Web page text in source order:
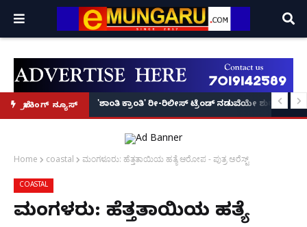
ಬ್ರೇಕಿಂಗ್ ನ್ಯೂಸ್ 'ಶಾಂತಿ ಕ್ರಾಂತಿ' ರೀ-ರಿಲೀಸ್ ಟ್ರೆಂಡ್ ನಡುವೆಯೇ
ನಿವೃತ್ತ ನೌಕರರಿಗೆ 'ಸಂಧ್ಯಾ ಕಿರಣ' ಆರಂಭ' – ಸಚಿವ
Home coastal ಮಂಗಳೂರು: ಹೆತ್ತತಾಯಿಯ ಹತ್ಯೆ ಆರೋಪ - ಪುತ್ರ ಅರೆಸ್ಟ್
COASTAL
ಮಂಗಳೂರು: ಹೆತ್ತತಾಯಿಯ ಹತ್ಯೆ